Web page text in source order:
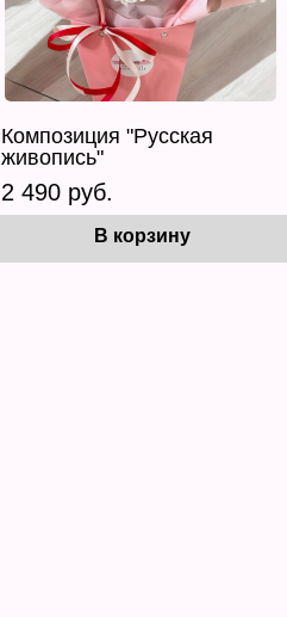
Композиция "Русская
живопись"
2 490 руб.
В корзину